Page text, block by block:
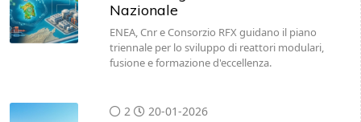
Nazionale
ENEA, Cnr e Consorzio RFX guidano il piano
triennale per lo sviluppo di reattori modulari,
fusione e formazione d'eccellenza.
2 20-01-2026